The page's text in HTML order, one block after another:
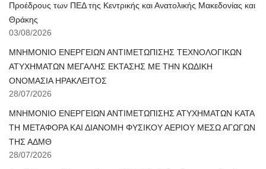
Προέδρους των ΠΕΔ της Κεντρικής και Ανατολικής Μακεδονίας και
Θράκης
03/08/2026
ΜΝΗΜΟΝΙΟ ΕΝΕΡΓΕΙΩΝ ΑΝΤΙΜΕΤΩΠΙΣΗΣ ΤΕΧΝΟΛΟΓΙΚΩΝ
ΑΤΥΧΗΜΑΤΩΝ ΜΕΓΑΛΗΣ ΕΚΤΑΣΗΣ ΜΕ ΤΗΝ ΚΩΔΙΚΗ
ΟΝΟΜΑΣΙΑ ΗΡΑΚΛΕΙΤΟΣ
28/07/2026
ΜΝΗΜΟΝΙΟ ΕΝΕΡΓΕΙΩΝ ΑΝΤΙΜΕΤΩΠΙΣΗΣ ΑΤΥΧΗΜΑΤΩΝ ΚΑΤΑ
ΤΗ ΜΕΤΑΦΟΡΑ ΚΑΙ ΔΙΑΝΟΜΗ ΦΥΣΙΚΟΥ ΑΕΡΙΟΥ ΜΕΣΩ ΑΓΩΓΩΝ
ΤΗΣ ΑΔΜΘ
28/07/2026